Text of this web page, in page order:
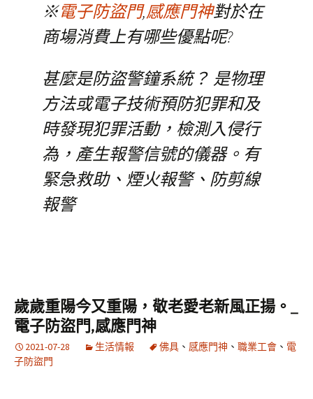
※電子防盜門,感應門神對於在
商場消費上有哪些優點呢?
甚麼是防盜警鐘系統？ 是物理
方法或電子技術預防犯罪和及
時發現犯罪活動，檢測入侵行
為，產生報警信號的儀器。有
緊急救助、煙火報警、防剪線
報警
歲歲重陽今又重陽，敬老愛老新風正揚。_
電子防盜門,感應門神
2021-07-28 生活情報 佛具 、 感應門神 、 職業工會 、 電
子防盜門